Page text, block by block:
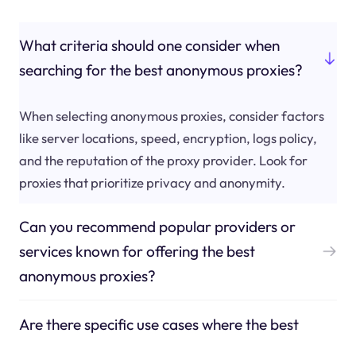
What criteria should one consider when
searching for the best anonymous proxies?
When selecting anonymous proxies, consider factors
like server locations, speed, encryption, logs policy,
and the reputation of the proxy provider. Look for
proxies that prioritize privacy and anonymity.
Can you recommend popular providers or
services known for offering the best
anonymous proxies?
Are there specific use cases where the best